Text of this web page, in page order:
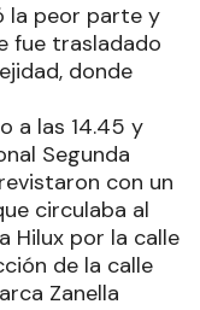
la peor parte y
fue trasladado
donde
a las 14.45 y
Segunda
con un
circulaba al
Hilux por la calle
de la calle
Zanella